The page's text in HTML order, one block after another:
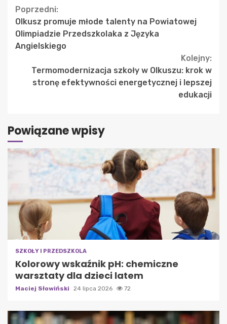
Continue
Reading
Poprzedni:
Olkusz promuje młode talenty na Powiatowej
Olimpiadzie Przedszkolaka z Języka
Angielskiego
Kolejny:
Termomodernizacja szkoły w Olkuszu: krok w
stronę efektywności energetycznej i lepszej
edukacji
Powiązane wpisy
SZKOŁY I PRZEDSZKOLA
Kolorowy wskaźnik pH: chemiczne
warsztaty dla dzieci latem
Maciej Słowiński 24 lipca 2026 72